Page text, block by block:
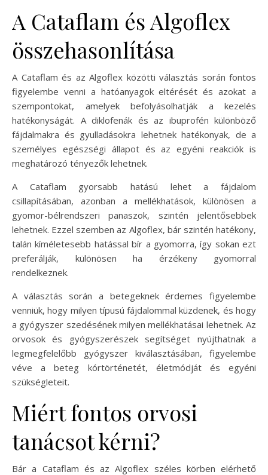
A Cataflam és Algoflex
összehasonlítása
A Cataflam és az Algoflex közötti választás során fontos
figyelembe venni a hatóanyagok eltérését és azokat a
szempontokat, amelyek befolyásolhatják a kezelés
hatékonyságát. A diklofenák és az ibuprofén különböző
fájdalmakra és gyulladásokra lehetnek hatékonyak, de a
személyes egészségi állapot és az egyéni reakciók is
meghatározó tényezők lehetnek.
A Cataflam gyorsabb hatású lehet a fájdalom
csillapításában, azonban a mellékhatások, különösen a
gyomor-bélrendszeri panaszok, szintén jelentősebbek
lehetnek. Ezzel szemben az Algoflex, bár szintén hatékony,
talán kíméletesebb hatással bír a gyomorra, így sokan ezt
preferálják, különösen ha érzékeny gyomorral
rendelkeznek.
A választás során a betegeknek érdemes figyelembe
venniük, hogy milyen típusú fájdalommal küzdenek, és hogy
a gyógyszer szedésének milyen mellékhatásai lehetnek. Az
orvosok és gyógyszerészek segítséget nyújthatnak a
legmegfelelőbb gyógyszer kiválasztásában, figyelembe
véve a beteg kórtörténetét, életmódját és egyéni
szükségleteit.
Miért fontos orvosi
tanácsot kérni?
Bár a Cataflam és az Algoflex széles körben elérhető